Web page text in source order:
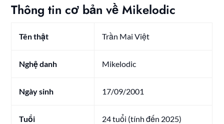
Thông tin cơ bản về Mikelodic
Tên thật Trần Mai Việt
Nghệ danh Mikelodic
Ngày sinh 17/09/2001
Tuổi 24 tuổi (tính đến 2025)